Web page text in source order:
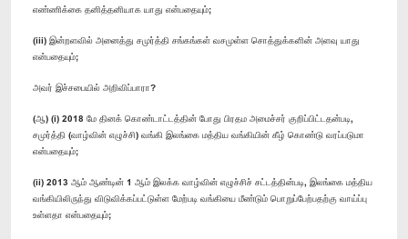
எண்ணிக்கை தனித்தனியாக யாது என்பதையும்;
(iii) இன்றளவில் அனைத்து சமுர்த்தி சங்கங்கள் வசமுள்ள சொத்துக்களின் அளவு யாது
என்பதையும்;
அவர் இச்சபையில் அறிவிப்பாரா?
(ஆ) (i) 2018 மே தினக் கொண்டாட்டத்தின் போது பிரதம அமைச்சர் குறிப்பிட்டதன்படி,
சமுர்த்தி (வாழ்வின் எழுச்சி) வங்கி இலங்கை மத்திய வங்கியின் கீழ் கொண்டு வரப்படுமா
என்பதையும்;
(ii) 2013 ஆம் ஆண்டின் 1 ஆம் இலக்க வாழ்வின் எழுச்சிச் சட்டத்தின்படி, இலங்கை மத்திய
வங்கியிலிருந்து விடுவிக்கப்பட்டுள்ள மேற்படி வங்கியை மீண்டும் பொறுப்பேற்பதற்கு வாய்ப்பு
உள்ளதா என்பதையும்;